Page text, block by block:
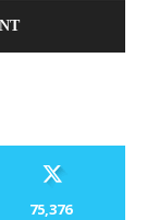
75,376